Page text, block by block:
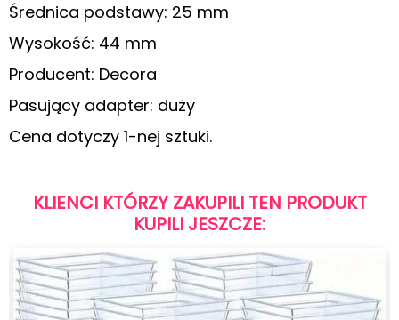
Średnica podstawy: 25 mm
Wysokość: 44 mm
Producent: Decora
Pasujący adapter: duży
Cena dotyczy 1-nej sztuki.
KLIENCI KTÓRZY ZAKUPILI TEN PRODUKT
KUPILI JESZCZE: